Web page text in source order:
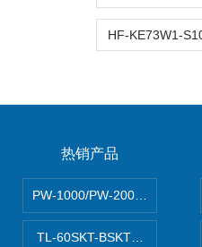
热销产品
PW-1000/PW-
TL-60SKT-BSKTC张力控制器